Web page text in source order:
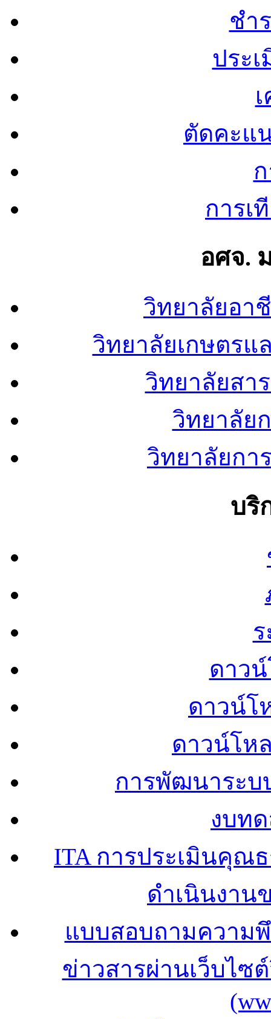
ชำ
ประ
ตัดคะแ
การเ
อศจ.
วิทยาลัยอา
วิทยาลัยเกษตรแ
วิทยาลัยสา
วิทยาลัย
วิทยาลัยก
บริ
ดาว
ดาวน์โ
ดาวน์โห
การพัฒนาระ
งบท
ITA การประเมินคุณ
ดำเนินงาน
แบบสอบถามความ
ข่าวสารผ่านเว็บไซ